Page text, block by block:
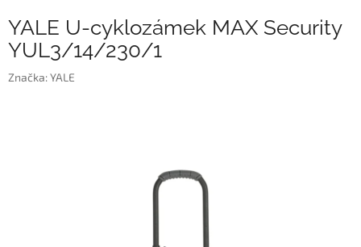
YALE U-cyklozámek MAX Security
YUL3/14/230/1
Značka:YALE